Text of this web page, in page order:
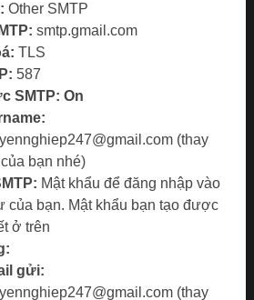
Other SMTP
smtp.gmail.com
TLS
587
SMTP: On
(thay
bạn nhé)
Mật khẩu để đăng nhập vào
của bạn. Mật khẩu bạn tạo được
ở trên
gửi:
(thay